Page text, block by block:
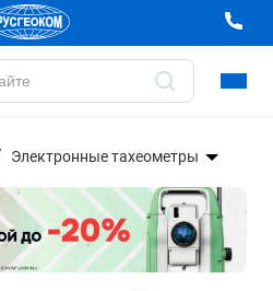
Электронные тахеометры